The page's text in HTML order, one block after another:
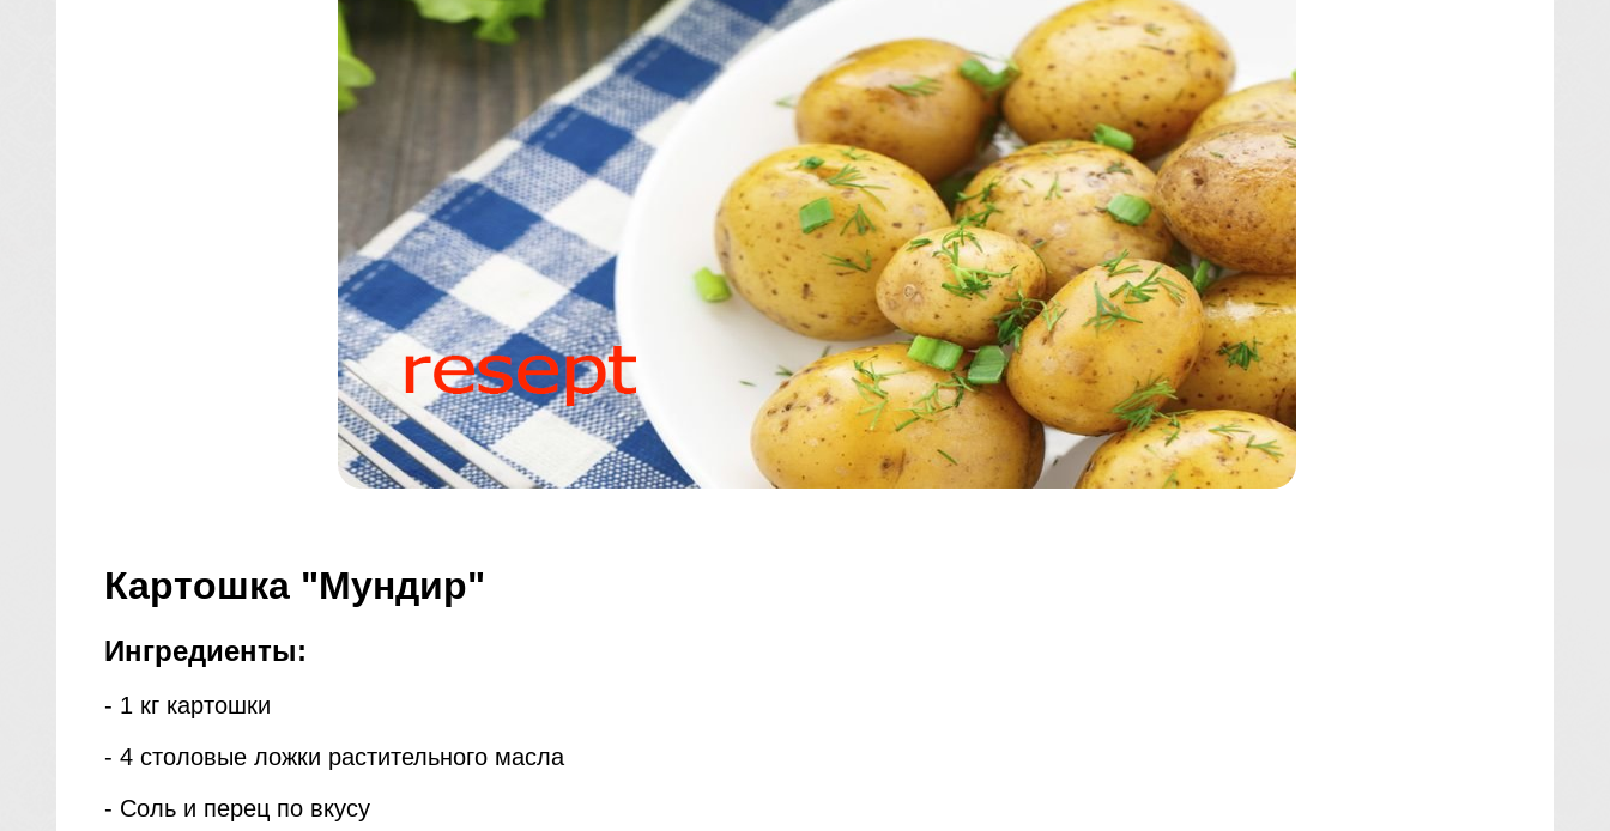
Картошка "Мундир"
Ингредиенты:
- 1 кг картошки
- 4 столовые ложки растительного масла
- Соль и перец по вкусу